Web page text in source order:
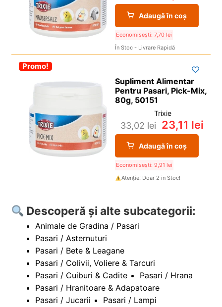
Adaugă în coș
Economisești: 7,70 lei
În Stoc - Livrare Rapidă
-30%
Promo!
Supliment Alimentar
Pentru Pasari, Pick-Mix,
80g, 50151
Trixie
33,02lei 23,11 lei
Adaugă în coș
Economisești: 9,91 lei
Atenție! Doar 2 in Stoc!
Descoperă și alte subcategorii:
Animale de Gradina / Pasari
Pasari / Asternuturi
Pasari / Bete & Leagane
Pasari / Colivii, Voliere & Tarcuri
Pasari / Cuiburi & Cadite
Pasari / Hrana
Pasari / Hranitoare & Adapatoare
Pasari / Jucarii
Pasari / Lampi